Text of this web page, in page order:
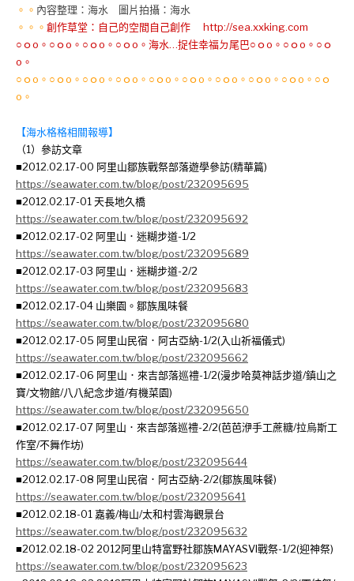
。。 內容整理：海水 圖片拍攝：海水
。。。 創作草堂：自己的空間自己創作 http://sea.xxking.com
○ｏo。○ｏo。○ｏo。○ｏo。海水…捉住幸福ㄉ尾巴○ｏo。○ｏo。○ｏ
o。
○ｏo。○ｏo。○ｏo。○ｏo。○ｏo。○ｏo。○ｏo。○ｏo。○ｏo。○ｏ
o。
【海水格格相關報導】
（1）參訪文章
■2012.02.17-00 阿里山鄒族戰祭部落遊學參訪(精華篇)
https://seawater.com.tw/blog/post/232095695
■2012.02.17-01 天長地久橋
https://seawater.com.tw/blog/post/232095692
■2012.02.17-02 阿里山．迷糊步道-1/2
https://seawater.com.tw/blog/post/232095689
■2012.02.17-03 阿里山．迷糊步道-2/2
https://seawater.com.tw/blog/post/232095683
■2012.02.17-04 山樂園。鄒族風味餐
https://seawater.com.tw/blog/post/232095680
■2012.02.17-05 阿里山民宿．阿古亞納-1/2(入山祈福儀式)
https://seawater.com.tw/blog/post/232095662
■2012.02.17-06 阿里山．來吉部落巡禮-1/2(漫步哈莫神話步道/鎮山之
寶/文物館/八八紀念步道/有機菜園)
https://seawater.com.tw/blog/post/232095650
■2012.02.17-07 阿里山．來吉部落巡禮-2/2(芭芭洢手工蔗糖/拉烏斯工
作室/不舞作坊)
https://seawater.com.tw/blog/post/232095644
■2012.02.17-08 阿里山民宿．阿古亞納-2/2(鄒族風味餐)
https://seawater.com.tw/blog/post/232095641
■2012.02.18-01 嘉義/梅山/太和村雲海觀景台
https://seawater.com.tw/blog/post/232095632
■2012.02.18-02 2012阿里山特富野社鄒族MAYASVI戰祭-1/2(迎神祭)
https://seawater.com.tw/blog/post/232095623